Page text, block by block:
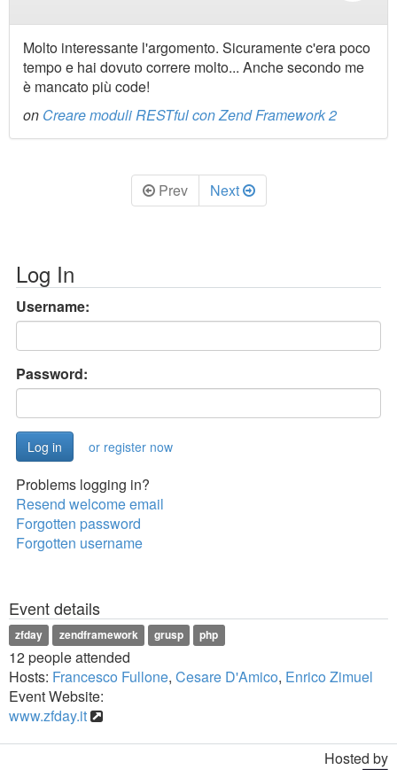
Molto interessante l'argomento. Sicuramente c'era poco
tempo e hai dovuto correre molto... Anche secondo me
è mancato più code!
on Creare moduli RESTful con Zend Framework 2
Prev Next
Log In
Username:
Password:
or register now
Problems logging in?
Resend welcome email
Forgotten password
Forgotten username
Event details
zfday zendframework grusp php
12 people attended
Hosts: Francesco Fullone, Cesare D'Amico, Enrico Zimuel
Event Website:
www.zfday.it
Hosted by